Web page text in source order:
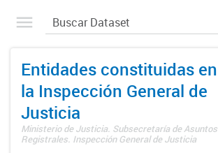
Entidades constituidas en
la Inspección General de
Justicia
Ministerio de Justicia. Subsecretaría de Asuntos
Registrales. Inspección General de Justicia